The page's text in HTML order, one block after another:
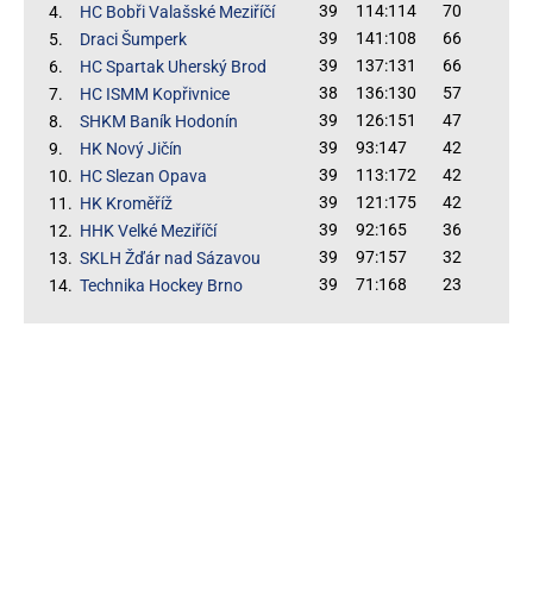
4.
HC Bobři Valašské Meziříčí 39 114:114
70
5.
Draci Šumperk 39 141:108
66
6.
HC Spartak Uherský Brod 39 137:131
66
7.
HC ISMM Kopřivnice 38 136:130
57
8.
SHKM Baník Hodonín 39 126:151
47
9.
HK Nový Jičín 39 93:147
42
10. HC Slezan Opava 39 113:172
42
11. HK Kroměříž 39 121:175
42
12. HHK Velké Meziříčí 39 92:165
36
13. SKLH Žďár nad Sázavou 39 97:157
32
14. Technika Hockey Brno 39 71:168 23